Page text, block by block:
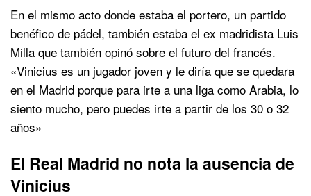
En el mismo acto donde estaba el portero, un partido
benéfico de pádel, también estaba el ex madridista Luis
Milla que también opinó sobre el futuro del francés.
«Vinicius es un jugador joven y le diría que se quedara
en el Madrid porque para irte a una liga como Arabia, lo
siento mucho, pero puedes irte a partir de los 30 o 32
años»
El Real Madrid no nota la ausencia de
Vinicius